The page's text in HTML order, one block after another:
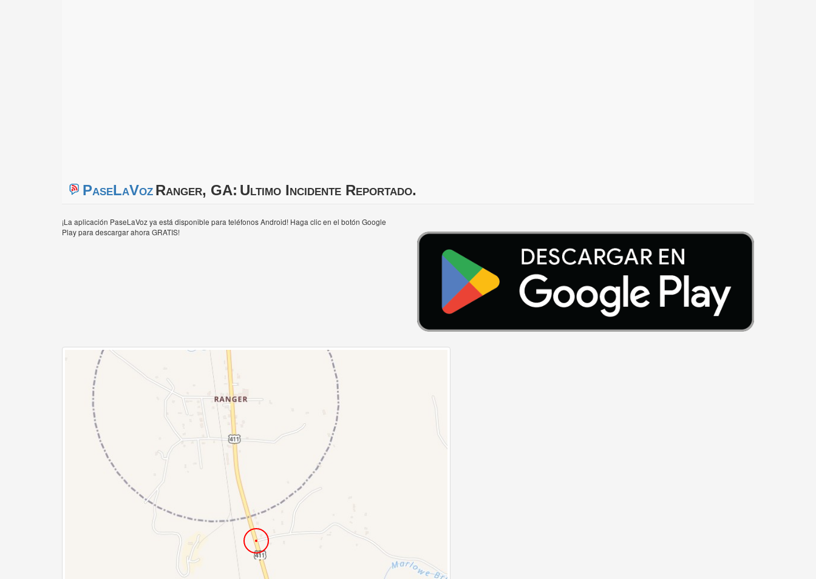
PaseLaVozRanger, GA: Ultimo Incidente Reportado.
¡La aplicación PaseLaVoz ya está disponible para teléfonos Android! Haga clic en el botón Google
Play para descargar ahora GRATIS!